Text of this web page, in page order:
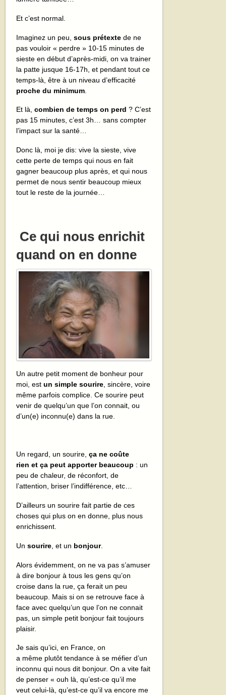
Et c’est normal.
Imaginez un peu,sous prétexte de ne
pas vouloir « perdre » 10-15 minutes de
sieste en début d’après-midi, on va trainer
la patte jusque 16-17h, et pendant tout ce
temps-là, être à un niveau d’efficacité
proche du minimum
Et là,combien de temps on perd ? C’est
pas 15 minutes, c’est 3h… sans compter
l’impact sur la santé…
Donc là, moi je dis: vive la sieste, vive
cette perte de temps qui nous en fait
gagner beaucoup plus après, et qui nous
permet de nous sentir beaucoup mieux
tout le reste de la journée…
Ce qui nous enrichit
quand on en donne
Un autre petit moment de bonheur pour
moi, estun simple sourire , sincère, voire
même parfois complice. Ce sourire peut
venir de quelqu’un que l’on connait, ou
d’un(e) inconnu(e) dans la rue.
Un regard, un sourire,ça ne coûte
rien et ça peut apporter beaucoup : un
peu de chaleur, de réconfort, de
l’attention, briser l’indifférence, etc…
D’ailleurs un sourire fait partie de ces
choses qui plus on en donne, plus nous
enrichissent.
Unsourire , et un bonjour.
Alors évidemment, on ne va pas s’amuser
à dire bonjour à tous les gens qu’on
croise dans la rue, ça ferait un peu
beaucoup. Mais si on se retrouve face à
face avec quelqu’un que l’on ne connait
pas, un simple petit bonjour fait toujours
plaisir.
Je sais qu’ici, en France, on
a même plutôt tendance à se méfier d’un
inconnu qui nous dit bonjour. On a vite fait
de penser « ouh là, qu’est-ce qu’il me
veut celui-là, qu’est-ce qu’il va encore me